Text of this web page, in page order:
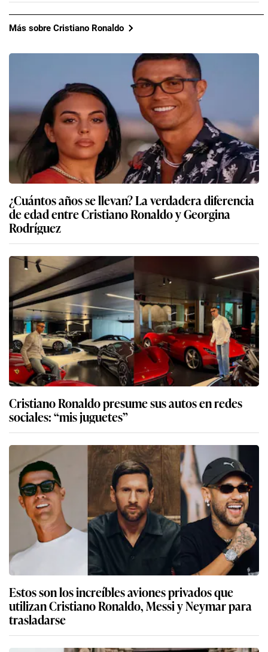
Más sobre Cristiano Ronaldo
¿Cuántos años se llevan? La verdadera diferencia
de edad entre Cristiano Ronaldo y Georgina
Rodríguez
Cristiano Ronaldo presume sus autos en redes
sociales: “mis juguetes”
Estos son los increíbles aviones privados que
utilizan Cristiano Ronaldo, Messi y Neymar para
trasladarse